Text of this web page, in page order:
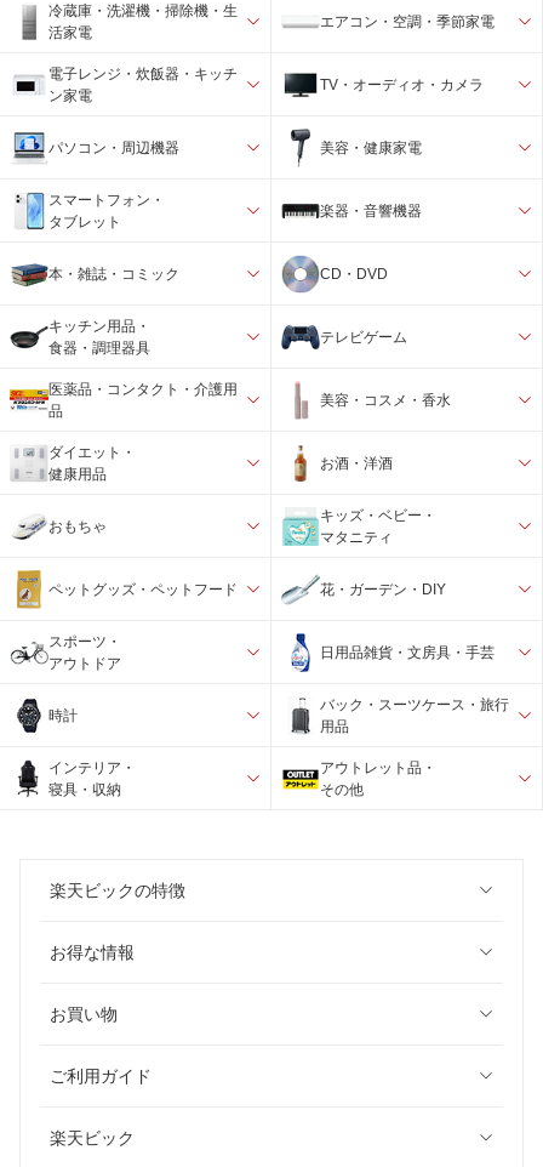
冷蔵庫・洗濯機・掃除機・生
活家電
エアコン・空調・季節家電
電子レンジ・炊飯器・キッチ
ン家電
TV・オーディオ・カメラ
パソコン・周辺機器 美容・健康家電
スマートフォン・
タブレット
楽器・音響機器
本・雑誌・コミック CD・DVD
キッチン用品・
食器・調理器具
テレビゲーム
医薬品・コンタクト・介護用
品
美容・コスメ・香水
ダイエット・
健康用品
お酒・洋酒
おもちゃ
キッズ・ベビー・
マタニティ
ペットグッズ・ペットフード 花・ガーデン・DIY
スポーツ・
アウトドア
日用品雑貨・文房具・手芸
時計
バック・スーツケース・旅行
用品
インテリア・
寝具・収納
アウトレット品・
その他
楽天ビックの特徴
お得な情報
お買い物
ご利用ガイド
楽天ビック